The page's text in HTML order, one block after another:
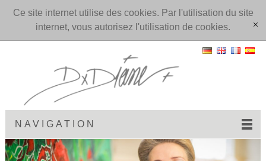
Ce site internet utilise des cookies. Par l'utilisation du site
internet, vous autorisez l'utilisation de cookies.
[x]
NAVIGATION